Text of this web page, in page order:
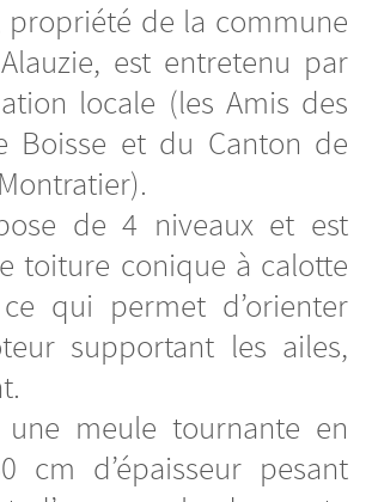
propriété de la commune
est entretenu par
locale (les Amis des
Boisse et du Canton de
de 4 niveaux et est
toiture conique à calotte
qui permet d’orienter
supportant les ailes,
une meule tournante en
cm d’épaisseur pesant